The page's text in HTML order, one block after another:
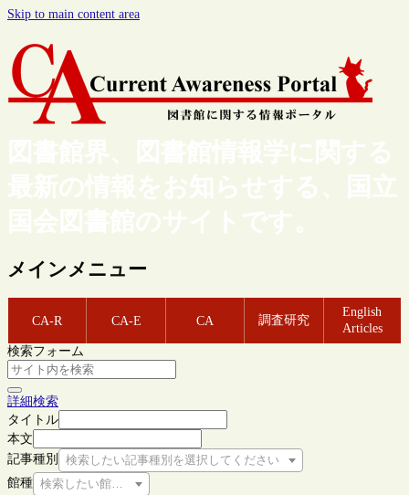
Skip to main content area
図書館界、図書館情報学に関する
最新の情報をお知らせする、国立
国会図書館のサイトです。
メインメニュー
CA-R CA-E CA 調査研究
English
Articles
検索フォーム
詳細検索
タイトル
本文
記事種別
検索したい記事種別を選択してください
館種 検索したい館種を選択してください